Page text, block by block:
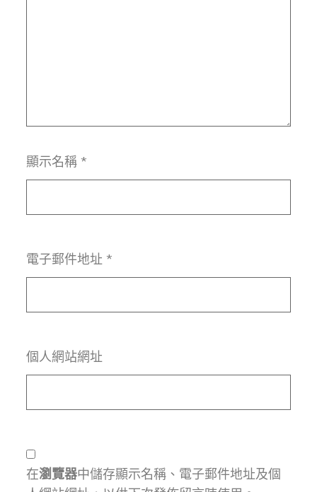
顯示名稱 *
電子郵件地址 *
個人網站網址
在瀏覽器中儲存顯示名稱、電子郵件地址及個